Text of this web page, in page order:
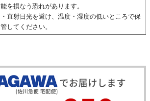
能を損なう恐れがあります。
・直射日光を避け、温度・湿度の低いところで保
管してください。